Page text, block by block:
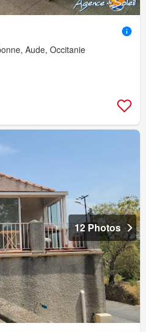
Aude, Occitanie
12 Photos